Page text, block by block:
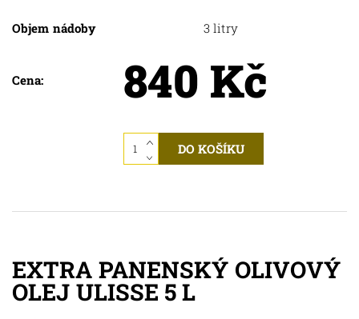
Objem nádoby 3 litry
Cena: 840 Kč
EXTRA PANENSKÝ OLIVOVÝ
OLEJ ULISSE 5 L